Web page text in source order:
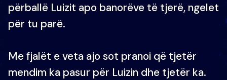
përballë Luizit apo banorëve të tjerë, ngelet
për tu parë.
Me fjalët e veta ajo sot pranoi që tjetër
mendim ka pasur për Luizin dhe tjetër ka.